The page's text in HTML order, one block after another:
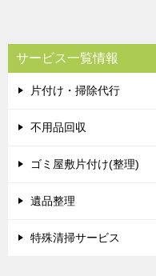
サービス一覧情報
片付け・掃除代行
不用品回収
ゴミ屋敷片付け(整理)
遺品整理
特殊清掃サービス